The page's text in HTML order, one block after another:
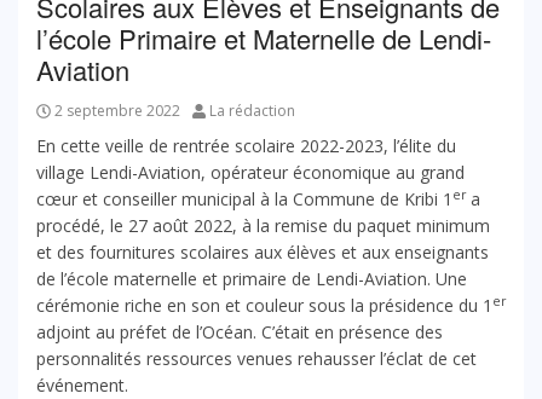
l’école Primaire et Maternelle de Lendi-
Aviation
2 septembre 2022 La rédaction
En cette veille de rentrée scolaire 2022-2023, l’élite du
village Lendi-Aviation, opérateur économique au grand
cœur et conseiller municipal à la Commune de Kribi 1 era
procédé, le 27 août 2022, à la remise du paquet minimum
et des fournitures scolaires aux élèves et aux enseignants
de l’école maternelle et primaire de Lendi-Aviation. Une
cérémonie riche en son et couleur sous la présidence du 1 er
adjoint au préfet de l’Océan. C’était en présence des
personnalités ressources venues rehausser l’éclat de cet
événement.